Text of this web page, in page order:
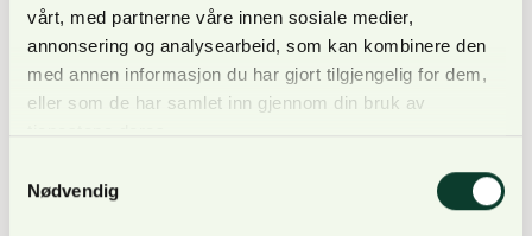
vårt, med partnerne våre innen sosiale medier,
annonsering og analysearbeid, som kan kombinere den
med annen informasjon du har gjort tilgjengelig for dem,
eller som de har samlet inn gjennom din bruk av
Nødvendig
– Frivillig vern er et av de viktigste tiltakene vi har
for å sikre det biologiske mangfoldet i skogen, og
det er et svært viktig verktøy for å følge opp
Naturavtalen, sier Christian Steel, daglig leder i
Ordningen med frivillig vern har vært en suksess.